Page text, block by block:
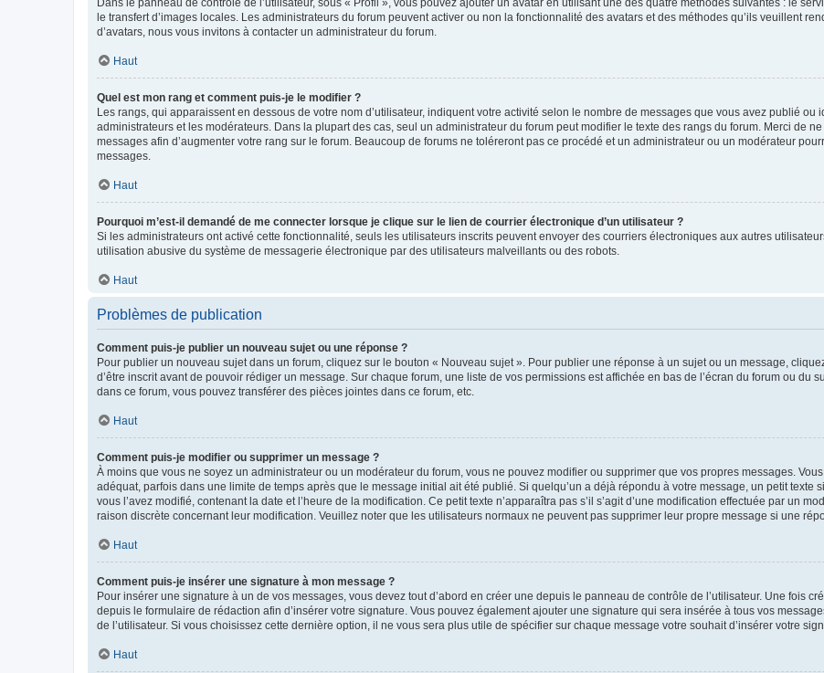
le transfert d’images locales. Les administrateurs du forum peuvent activer ou non la fonctionnalité des avatars et des méthodes qu’ils veuillent
d’avatars, nous vous invitons à contacter un administrateur du forum.
Haut
Quel est mon rang et comment puis-je le modifier ?
Les rangs, qui apparaissent en dessous de votre nom d’utilisateur, indiquent votre activité selon le nombre de messages que vous avez publié
administrateurs et les modérateurs. Dans la plupart des cas, seul un administrateur du forum peut modifier le texte des rangs du forum. Merci de
messages afin d’augmenter votre rang sur le forum. Beaucoup de forums ne toléreront pas ce procédé et un administrateur ou un modérateur
messages.
Haut
Pourquoi m’est-il demandé de me connecter lorsque je clique sur le lien de courrier électronique d’un utilisateur ?
Si les administrateurs ont activé cette fonctionnalité, seuls les utilisateurs inscrits peuvent envoyer des courriers électroniques aux autres
utilisation abusive du système de messagerie électronique par des utilisateurs malveillants ou des robots.
Haut
Problèmes de publication
Comment puis-je publier un nouveau sujet ou une réponse ?
Pour publier un nouveau sujet dans un forum, cliquez sur le bouton « Nouveau sujet ». Pour publier une réponse à un sujet ou un message,
d’être inscrit avant de pouvoir rédiger un message. Sur chaque forum, une liste de vos permissions est affichée en bas de l’écran du forum ou du
dans ce forum, vous pouvez transférer des pièces jointes dans ce forum, etc.
Haut
Comment puis-je modifier ou supprimer un message ?
À moins que vous ne soyez un administrateur ou un modérateur du forum, vous ne pouvez modifier ou supprimer que vos propres messages.
adéquat, parfois dans une limite de temps après que le message initial ait été publié. Si quelqu’un a déjà répondu à votre message, un petit texte
vous l’avez modifié, contenant la date et l’heure de la modification. Ce petit texte n’apparaîtra pas s’il s’agit d’une modification effectuée par un
raison discrète concernant leur modification. Veuillez noter que les utilisateurs normaux ne peuvent pas supprimer leur propre message si une
Haut
Comment puis-je insérer une signature à mon message ?
Pour insérer une signature à un de vos messages, vous devez tout d’abord en créer une depuis le panneau de contrôle de l’utilisateur. Une fois
depuis le formulaire de rédaction afin d’insérer votre signature. Vous pouvez également ajouter une signature qui sera insérée à tous vos
de l’utilisateur. Si vous choisissez cette dernière option, il ne vous sera plus utile de spécifier sur chaque message votre souhait d’insérer votre
Haut